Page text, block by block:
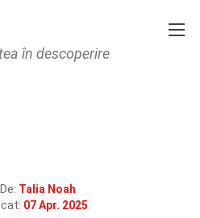
în descoperire
Talia Noah
07 Apr. 2025